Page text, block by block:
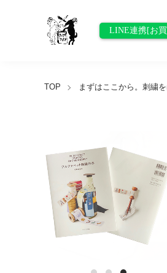
LINE連携[お
TOP まずはここから。刺繍